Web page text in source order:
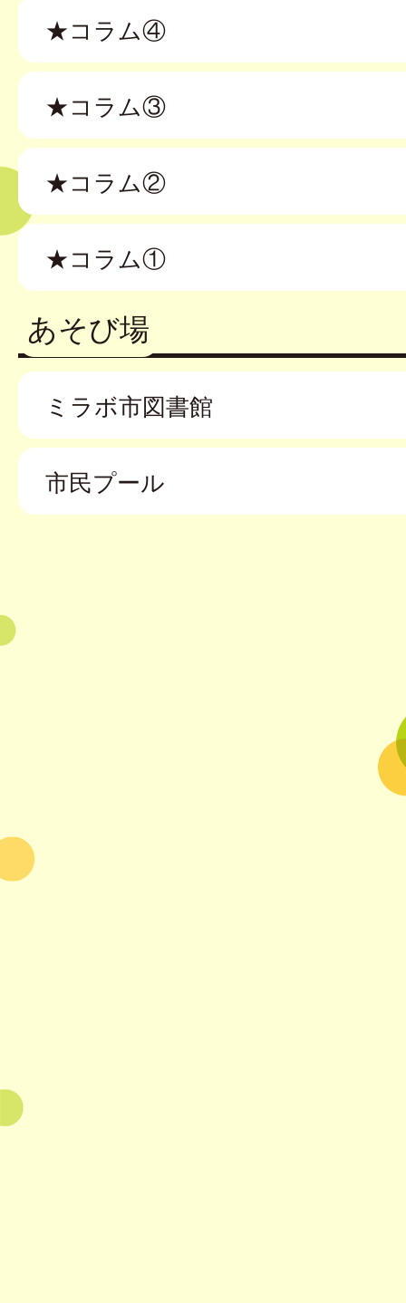
★コラム④
★コラム③
★コラム②
★コラム①
あそび場
ミラボ市図書館
市民プール